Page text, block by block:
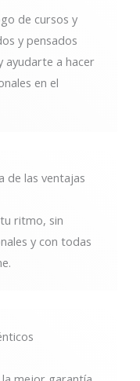
de cursos y
y pensados
ayudarte a hacer
en el
de las ventajas
ritmo, sin
y con todas